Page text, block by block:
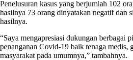
Penelusuran kasus yang berjumlah 102
hasilnya 73 orang dinyatakan negatif dan
hasilnya.
“Saya mengapresiasi dukungan berbagai
penanganan Covid-19 baik tenaga medis,
masyarakat pada umumnya,” tambahnya.